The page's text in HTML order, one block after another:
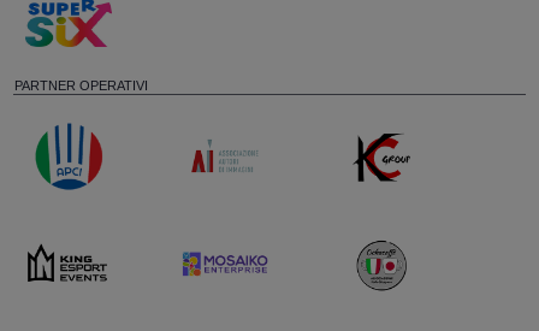
PARTNER OPERATIVI